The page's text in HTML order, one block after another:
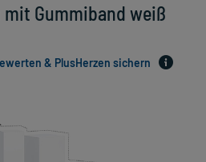
Gummiband weiß
& PlusHerzen sichern